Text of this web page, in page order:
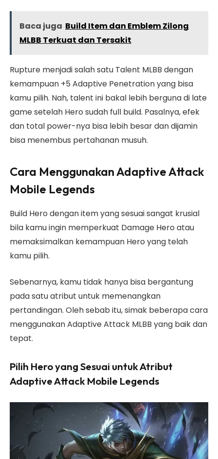
Baca juga Build Item dan Emblem Zilong
MLBB Terkuat dan Tersakit
Rupture menjadi salah satu Talent MLBB dengan
kemampuan +5 Adaptive Penetration yang bisa
kamu pilih. Nah, talent ini bakal lebih berguna di late
game setelah Hero sudah full build. Pasalnya, efek
dan total power-nya bisa lebih besar dan dijamin
bisa menembus pertahanan musuh.
Cara Menggunakan Adaptive Attack
Mobile Legends
Build Hero dengan item yang sesuai sangat krusial
bila kamu ingin memperkuat Damage Hero atau
memaksimalkan kemampuan Hero yang telah
kamu pilih.
Sebenarnya, kamu tidak hanya bisa bergantung
pada satu atribut untuk memenangkan
pertandingan. Oleh sebab itu, simak beberapa cara
menggunakan Adaptive Attack MLBB yang baik dan
tepat.
Pilih Hero yang Sesuai untuk Atribut
Adaptive Attack Mobile Legends